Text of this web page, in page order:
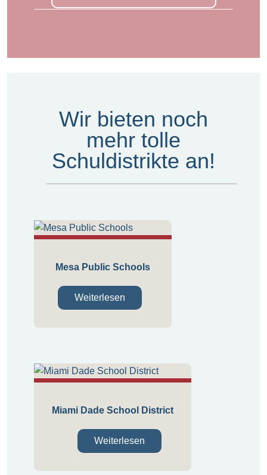
Wir bieten noch
mehr tolle
Schuldistrikte an!
Mesa Public Schools
Weiterlesen
Miami Dade School District
Weiterlesen